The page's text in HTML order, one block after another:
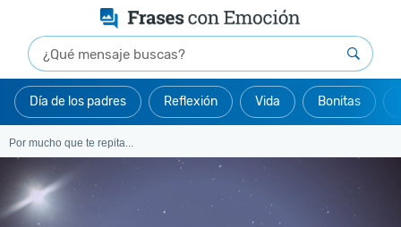
Día de los padres Reflexión Vida Bonitas
Por mucho que te repita...